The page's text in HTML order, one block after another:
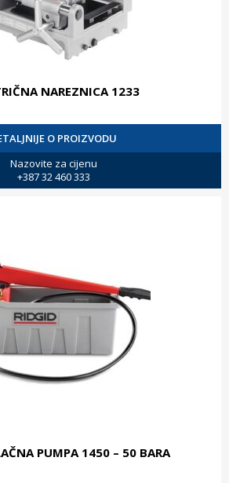
NAREZNICA 1233
O PROIZVODU
Nazovite za cijenu
+387 32 460 333
PUMPA 1450 – 50 BARA